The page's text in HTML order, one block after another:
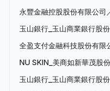
永豐金融控股股份有限公司
玉山銀行_玉山商業銀行股
全盈支付金融科技股份有限
NU SKIN_美商如新華茂股
玉山銀行_玉山商業銀行股